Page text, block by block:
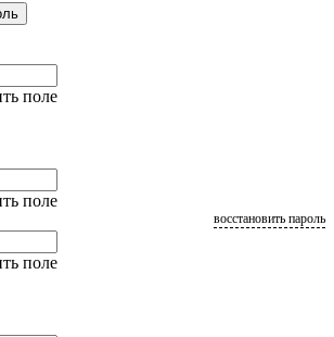
поле
поле
поле
восстановить пароль